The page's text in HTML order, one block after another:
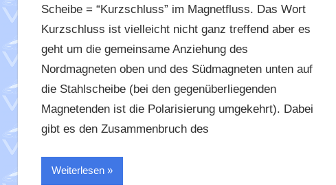
Scheibe = “Kurzschluss” im Magnetfluss. Das Wort
Kurzschluss ist vielleicht nicht ganz treffend aber es
geht um die gemeinsame Anziehung des
Nordmagneten oben und des Südmagneten unten auf
die Stahlscheibe (bei den gegenüberliegenden
Magnetenden ist die Polarisierung umgekehrt). Dabei
gibt es den Zusammenbruch des
Weiterlesen